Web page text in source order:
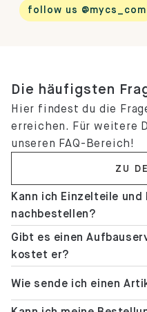
follow us @mycs_com
Die häufigsten
Hier findest du die
erreichen. Für weitere
unseren FAQ-Bereich!
Kann ich Einzelteile und
nachbestellen?